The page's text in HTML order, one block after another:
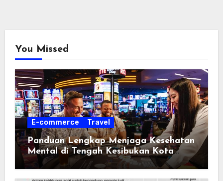
You Missed
E-commerce Travel
Panduan Lengkap Menjaga Kesehatan
Mental di Tengah Kesibukan Kota
Seattle